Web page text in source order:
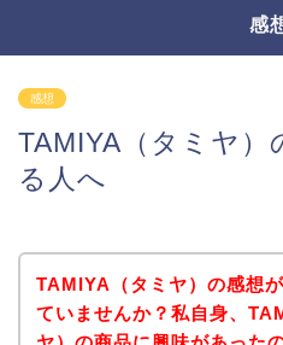
感
感想
TAMIYA（タミヤ）
る人へ
TAMIYA（タミヤ）の感想
ていませんか？私自身、